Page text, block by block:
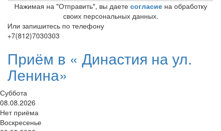
Нажимая на "Отправить", вы даете согласиена обработку
своих персональных данных.
Или запишитесь по телефону
+7(812)7030303
Приём в « Династия на ул.
Ленина»
Суббота
08.08.2026
Нет приёма
Воскресенье